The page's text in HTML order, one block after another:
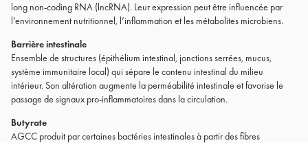
long non-coding RNA (lncRNA). Leur expression peut être influencée par
l’environnement nutritionnel, l’inflammation et les métabolites microbiens.
Barrière intestinale
Ensemble de structures (épithélium intestinal, jonctions serrées, mucus,
système immunitaire local) qui sépare le contenu intestinal du milieu
intérieur. Son altération augmente la perméabilité intestinale et favorise le
passage de signaux pro-inflammatoires dans la circulation.
Butyrate
AGCC produit par certaines bactéries intestinales à partir des fibres